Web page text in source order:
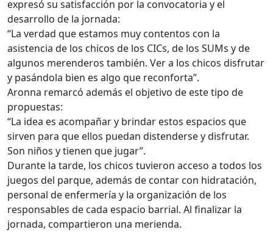
expresó su satisfacción por la convocatoria y el
desarrollo de la jornada:
“La verdad que estamos muy contentos con la
asistencia de los chicos de los CICs, de los SUMs y de
algunos merenderos también. Ver a los chicos disfrutar
y pasándola bien es algo que reconforta”.
Aronna remarcó además el objetivo de este tipo de
propuestas:
“La idea es acompañar y brindar estos espacios que
sirven para que ellos puedan distenderse y disfrutar.
Son niños y tienen que jugar”.
Durante la tarde, los chicos tuvieron acceso a todos los
juegos del parque, además de contar con hidratación,
personal de enfermería y la organización de los
responsables de cada espacio barrial. Al finalizar la
jornada, compartieron una merienda.